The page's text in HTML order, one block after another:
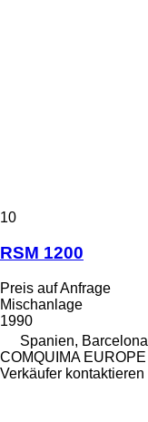
10
RSM 1200
Preis auf Anfrage
Mischanlage
1990
Spanien, Barcelona
COMQUIMA EUROPE
Verkäufer kontaktieren